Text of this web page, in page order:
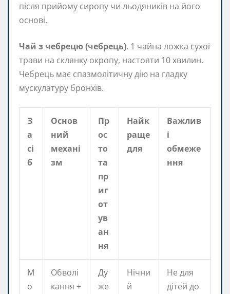
після прийому сиропу чи льодяників на його
основі.
Чай з чебрецю (чебрець). 1 чайна ложка сухої
трави на склянку окропу, настояти 10 хвилин.
Чебрець має спазмолітичну дію на гладку
мускулатуру бронхів.
З
а
сі
б
Основ
ний
механі
зм
Пр
ос
то
та
пр
иг
от
ув
ан
ня
Найк
раще
для
Важлив
і
обмеже
ння
М
о
Обволі
кання +
Ду
же
Нічни
й
Не для
дітей до